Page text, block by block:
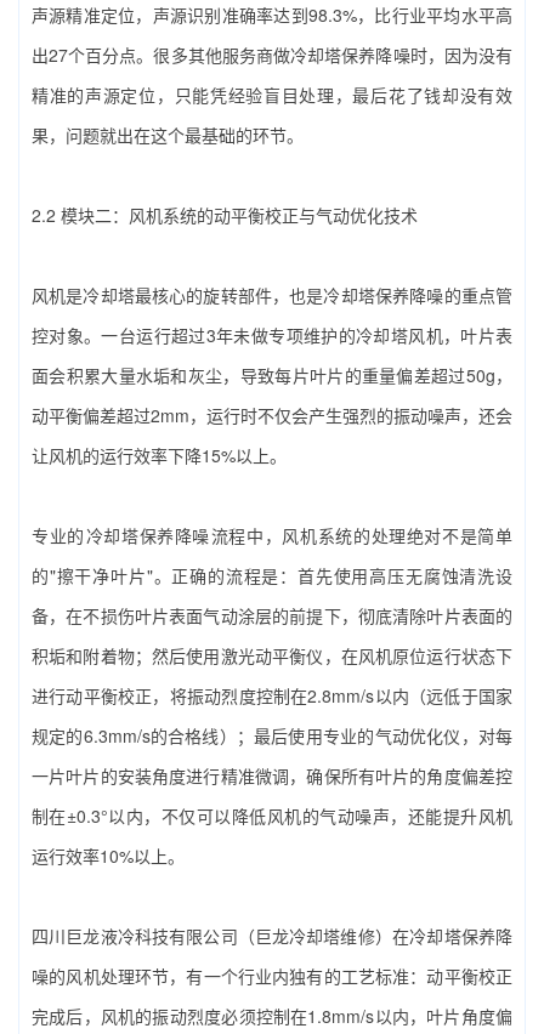
声源精准定位，声源识别准确率达到98.3%，比行业平均水平高
出27个百分点。很多其他服务商做‌冷却塔保养降噪‌时，因为没有
精准的声源定位，只能凭经验盲目处理，最后花了钱却没有效
果，问题就出在这个最基础的环节。
2.2 模块二：风机系统的动平衡校正与气动优化技术
风机是冷却塔最核心的旋转部件，也是‌冷却塔保养降噪‌的重点管
控对象。一台运行超过3年未做专项维护的冷却塔风机，叶片表
面会积累大量水垢和灰尘，导致每片叶片的重量偏差超过50g，
动平衡偏差超过2mm，运行时不仅会产生强烈的振动噪声，还会
让风机的运行效率下降15%以上。
专业的‌冷却塔保养降噪‌流程中，风机系统的处理绝对不是简单
的"擦干净叶片"。正确的流程是：首先使用高压无腐蚀清洗设
备，在不损伤叶片表面气动涂层的前提下，彻底清除叶片表面的
积垢和附着物；然后使用激光动平衡仪，在风机原位运行状态下
进行动平衡校正，将振动烈度控制在2.8mm/s以内（远低于国家
规定的6.3mm/s的合格线）；最后使用专业的气动优化仪，对每
一片叶片的安装角度进行精准微调，确保所有叶片的角度偏差控
制在±0.3°以内，不仅可以降低风机的气动噪声，还能提升风机
运行效率10%以上。
四川巨龙液冷科技有限公司（巨龙冷却塔维修）‌在‌冷却塔保养降
噪‌的风机处理环节，有一个行业内独有的工艺标准：动平衡校正
完成后，风机的振动烈度必须控制在1.8mm/s以内，叶片角度偏